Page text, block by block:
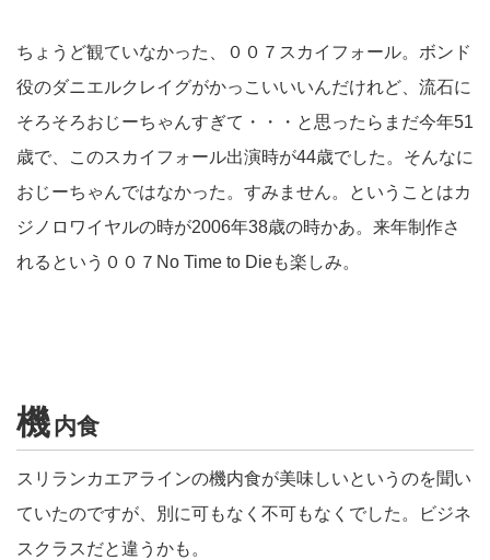
ちょうど観ていなかった、００７スカイフォール。ボンド
役のダニエルクレイグがかっこいいいんだけれど、流石に
そろそろおじーちゃんすぎて・・・と思ったらまだ今年51
歳で、このスカイフォール出演時が44歳でした。そんなに
おじーちゃんではなかった。すみません。ということはカ
ジノロワイヤルの時が2006年38歳の時かあ。来年制作さ
れるという００７No Time to Dieも楽しみ。
機内食
スリランカエアラインの機内食が美味しいというのを聞い
ていたのですが、別に可もなく不可もなくでした。ビジネ
スクラスだと違うかも。